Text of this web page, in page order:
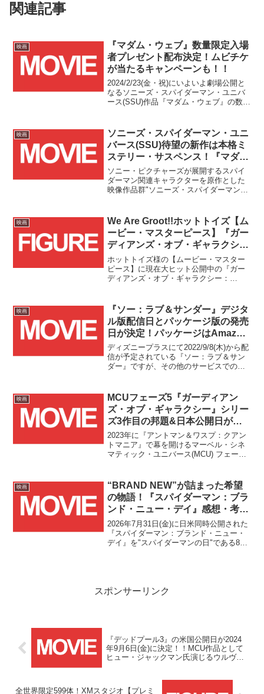
関連記事
映画
『マダム・ウェブ』数量限定入場
者プレゼント配布決定！ムビチケ
が当たるキャンペーンも！！
2024/2/23(金・祝)にいよいよ劇場公開と
なるソニーズ・スパイダーマン・ユニバ
ース(SSU)作品『マダム・ウェブ』の数量
映画
ソニーズ・スパイダーマン・ユニ
バース(SSU)待望の新作は本格ミ
ステリー・サスペンス！『マダ
ム・ウェブ』特別映像解禁！！
ソニー・ピクチャーズが展開するスパイ
ダーマン関連キャラクターを原作とした
映像作品群"ソニーズ・スパイダーマン・
に解禁となりました！！
映画
We Are Groot!!ホットトイズ【ム
ービー・マスターピース】『ガー
ディアンズ・オブ・ギャラクシ
ー：VOLUME 3』グルートの通常
版とデラックス版が予約受付
中！！
ホットトイズ様の【ムービー・マスター
ピース】に現在大ヒット公開中の『ガー
ディアンズ・オブ・ギャラクシー：
映画
『ソー：ラブ＆サンダー』デジタ
ル版配信日とパッケージ版の発売
日が決定！パッケージはAmazon
限定版も！！
ディズニープラスにて2022/9/8(木)から配
信が予定されている『ソー：ラブ＆サン
ダー』ですが、その他のサービスでのデ
MovieNEXの発売が10/26(水)に決定しま
した！！
映画
MCUフェーズ5『ガーディアン
ズ・オブ・ギャラクシー』シリー
ズ3作目の邦題&日本公開日が決
定！！全米に先駆けて2023年5月
3日(水・祝)公開に！！
2023年に『アントマン＆ワスプ：クアン
トマニア』で幕を開けるマーベル・シネ
マティック・ユニバース(MCU) フェーズ5
の邦題と日本公開日の発表、そして特報
動画が公開されました！！
映画
“BRAND NEW”が詰まった希望
の物語！『スパイダーマン：ブラ
ンド・ニュー・デイ』感想・考
察！！
2026年7月31日(金)に日米同時公開された
『スパイダーマン：ブランド・ニュー・
デイ』を"スパイダーマンの日"である8月
スポンサーリンク
『デッドプール3』の米国公開日が2024
年9月6日(金)に決定！！MCU作品として
ヒュー・ジャックマン氏演じるウルヴァ
全世界限定599体！XMスタジオ【プレミ